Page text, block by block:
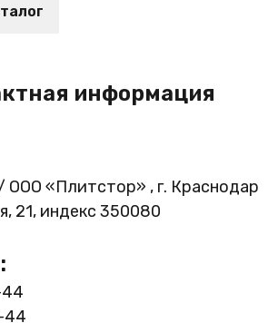
информация
«Плитстор» , г. Краснодар
21, индекс 350080
44
44